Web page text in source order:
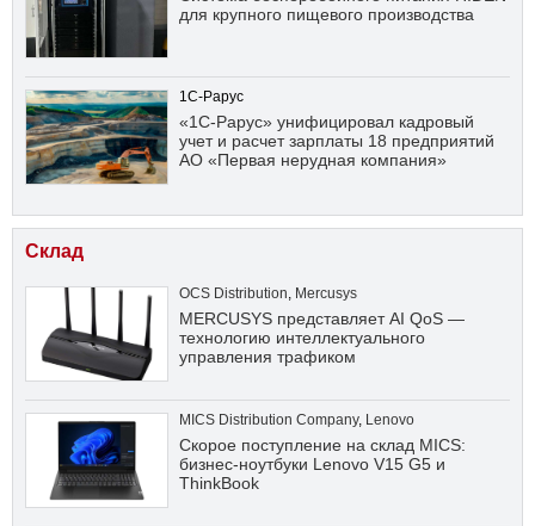
для крупного пищевого производства
1С-Рарус
«1С-Рарус» унифицировал кадровый
учет и расчет зарплаты 18 предприятий
АО «Первая нерудная компания»
Склад
OCS Distribution, Mercusys
MERCUSYS представляет AI QoS —
технологию интеллектуального
управления трафиком
MICS Distribution Company, Lenovo
Скорое поступление на склад MICS:
бизнес-ноутбуки Lenovo V15 G5 и
ThinkBook